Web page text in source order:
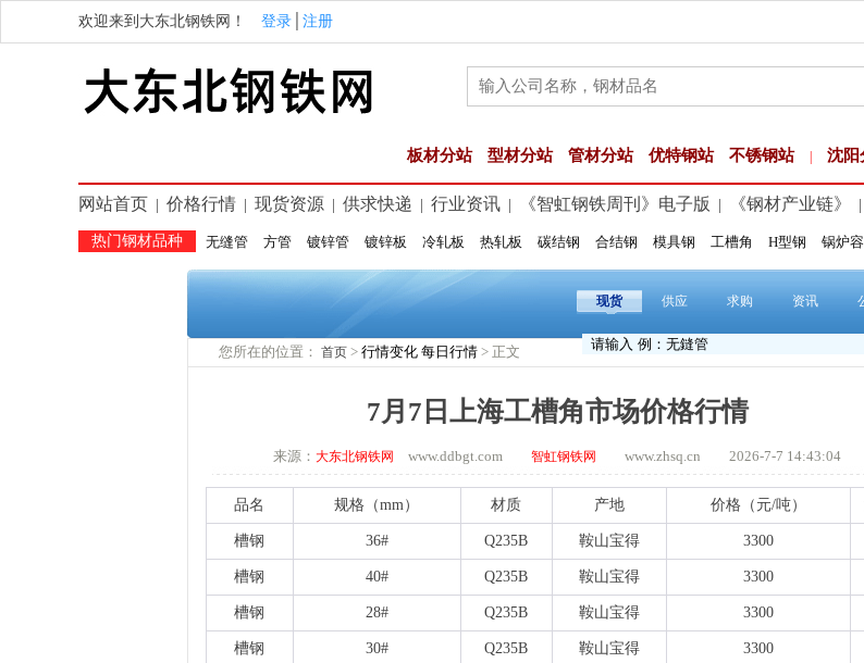
欢迎来到大东北钢铁网！ 登录 注册
板材分站 型材分站 管材分站 优特钢站 不锈钢站 沈阳
网站首页 价格行情 现货资源 供求快递 行业资讯 《智虹钢铁周刊》电子版 《钢材产业链》
热门钢材品种 无缝管 方管 镀锌管 镀锌板 冷轧板 热轧板 碳结钢 合结钢 模具钢 工槽角 H型钢 锅炉
现货 供应 求购 资讯
您所在的位置： 首页 > 行情变化 每日行情 > 正文
7月7日上海工槽角市场价格行情
来源： 大东北钢铁网 www.ddbgt.com 智虹钢铁网 www.zhsq.cn 2026-7-7 14:43:04
品名 规格（mm） 材质 产地 价格（元/吨）
槽钢 36# Q235B 鞍山宝得 3300
槽钢 40# Q235B 鞍山宝得 3300
槽钢 28# Q235B 鞍山宝得 3300
槽钢 30# Q235B 鞍山宝得 3300